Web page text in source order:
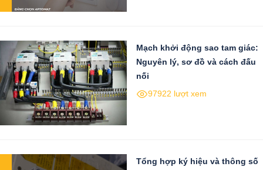
Mạch khởi động sao tam giác:
Nguyên lý, sơ đồ và cách đấu
nối
97922 lượt xem
Tổng hợp ký hiệu và thông số